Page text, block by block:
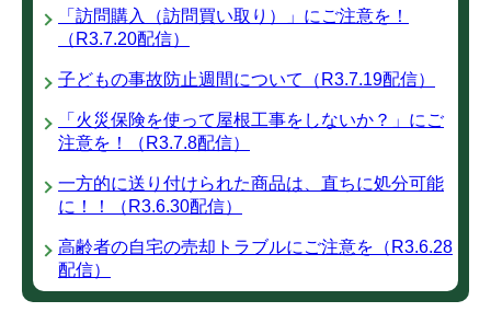
「訪問購入（訪問買い取り）」にご注意を！
（R3.7.20配信）
子どもの事故防止週間について（R3.7.19配信）
「火災保険を使って屋根工事をしないか？」にご
注意を！（R3.7.8配信）
一方的に送り付けられた商品は、直ちに処分可能
に！！（R3.6.30配信）
高齢者の自宅の売却トラブルにご注意を（R3.6.28
配信）